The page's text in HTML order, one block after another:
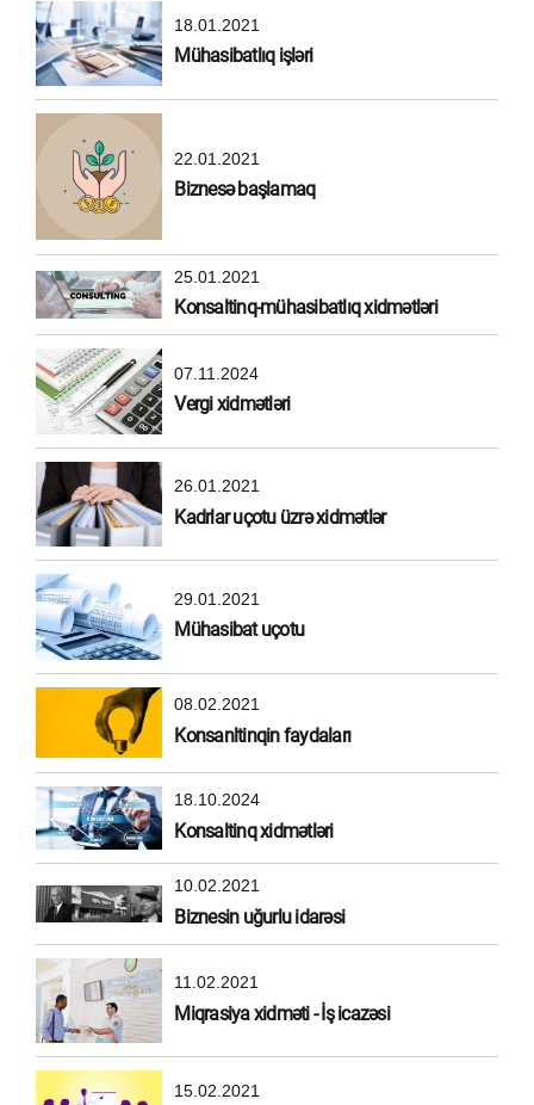
18.01.2021
Mühasibatlıq işləri
22.01.2021
Biznesə başlamaq
25.01.2021
Konsaltinq-mühasibatlıq xidmətləri
07.11.2024
Vergi xidmətləri
26.01.2021
Kadrlar uçotu üzrə xidmətlər
29.01.2021
Mühasibat uçotu
08.02.2021
Konsanltinqin faydaları
18.10.2024
Konsaltinq xidmətləri
10.02.2021
Biznesin uğurlu idarəsi
11.02.2021
Miqrasiya xidməti - İş icazəsi
15.02.2021